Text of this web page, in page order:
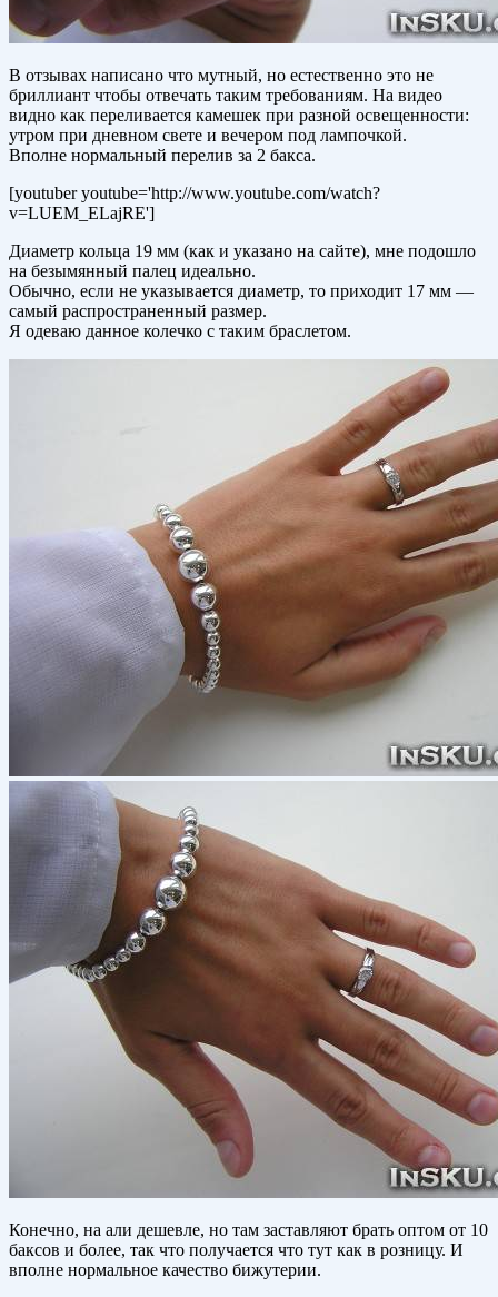
В отзывах написано что мутный, но естественно это не
бриллиант чтобы отвечать таким требованиям. На видео
видно как переливается камешек при разной освещенности:
утром при дневном свете и вечером под лампочкой.
Вполне нормальный перелив за 2 бакса.
[youtuber youtube='http://www.youtube.com/watch?
v=LUEM_ELajRE']
Диаметр кольца 19 мм (как и указано на сайте), мне подошло
на безымянный палец идеально.
Обычно, если не указывается диаметр, то приходит 17 мм —
самый распространенный размер.
Я одеваю данное колечко с таким браслетом.
Конечно, на али дешевле, но там заставляют брать оптом от 10
баксов и более, так что получается что тут как в розницу. И
вполне нормальное качество бижутерии.